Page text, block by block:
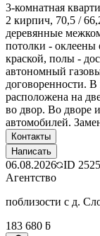
3-комнатная
2 кирпич, 70,5 /
деревянные
потолки - оклеены
краской, полы -
автономный
договоренности. В
расположена на
во двор. Во дворе
автомобилей.
Контакты
Написать
06.08.2026 ID
Агентство
поблизости с д.
183 680 ƃ